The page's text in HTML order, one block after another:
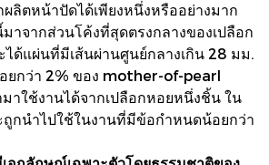
ลิตหน้าปัดได้เพียงหนึ่งหรืออย่างมาก
าจากส่วนโค้งที่สุดตรงกลางของเปลือก
ด้แผ่นที่มีเส้นผ่านศูนย์กลางเกิน 28 มม.
ยกว่า 2% ของ mother-of-pearl
าใช้งานได้จากเปลือกหอยหนึ่งชิ้น ใน
กนำไปใช้ในงานที่มีข้อกำหนดน้อยกว่า